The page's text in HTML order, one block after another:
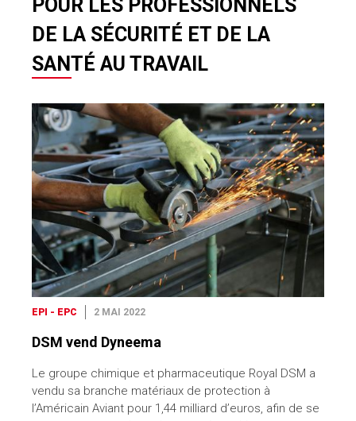
POUR LES PROFESSIONNELS
DE LA SÉCURITÉ ET DE LA
SANTÉ AU TRAVAIL
EPI - EPC 2 MAI 2022
DSM vend Dyneema
Le groupe chimique et pharmaceutique Royal DSM a
vendu sa branche matériaux de protection à
l’Américain Aviant pour 1,44 milliard d’euros, afin de se